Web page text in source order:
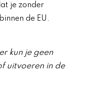
je zonder
de EU.
kun je geen
uitvoeren in de